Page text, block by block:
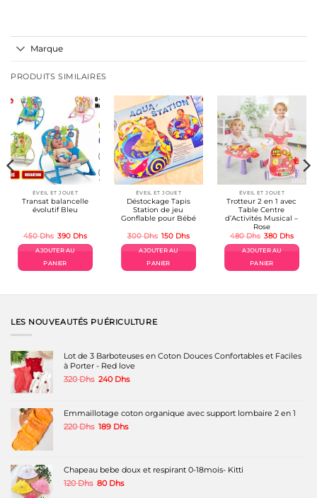
Marque
PRODUITS SIMILAIRES
ÉVEIL ET JOUET
Transat balancelle
évolutif Bleu
450Dhs Le
initial
était :
450 Dhs.
390 DhsLe
actuel
AJOUTER AU
PANIER
ÉVEIL ET JOUET
Déstockage Tapis
Station de jeu
Gonflable pour Bébé
300Dhs Le
initial
était :
300 Dhs.
150 DhsLe
actuel
AJOUTER AU
PANIER
ÉVEIL ET JOUET
Trotteur 2 en 1 avec
Table Centre
d’Activités Musical –
Rose
480Dhs Le
initial
était :
480 Dhs.
380 DhsLe
actuel
AJOUTER AU
PANIER
LES NOUVEAUTÉS PUÉRICULTURE
Lot de 3 Barboteuses en Coton Douces Confortables et Faciles
à Porter - Red love
320Dhs Le
320 Dhs.
240 DhsLe
240 Dhs.
Emmaillotage coton organique avec support lombaire 2 en 1
220Dhs Le
220 Dhs.
189 DhsLe
Chapeau bebe doux et respirant 0-18mois- Kitti
120Dhs Le
80 DhsLe